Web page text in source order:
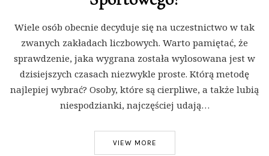
Wiele osób obecnie decyduje się na uczestnictwo w tak
zwanych zakładach liczbowych. Warto pamiętać, że
sprawdzenie, jaka wygrana została wylosowana jest w
dzisiejszych czasach niezwykle proste. Którą metodę
najlepiej wybrać? Osoby, które są cierpliwe, a także lubią
niespodzianki, najczęściej udają…
VIEW MORE